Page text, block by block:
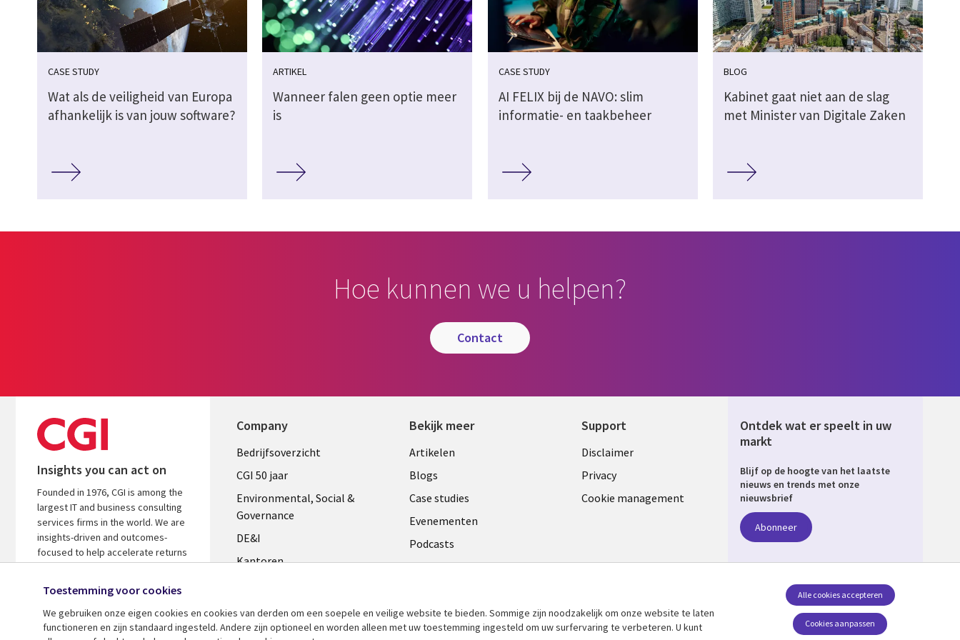
CASE STUDY
Wat als de veiligheid van Europa
afhankelijk is van jouw software?
ARTIKEL
Wanneer falen geen optie meer
is
CASE STUDY
AI FELIX bij de NAVO: slim
informatie- en taakbeheer
BLOG
Kabinet gaat niet aan de slag
met Minister van Digitale Zaken
Hoe kunnen we u helpen?
contact
Insights you can act on
Founded in 1976, CGI is among the
largest IT and business consulting
services firms in the world. We are
insights-driven and outcomes-
focused to help accelerate returns
Company
Useful
links
NETHERLANDS
Bedrijfsoverzicht
CGI 50 jaar
Environmental, Social &
Governance
DE&I
Kantoren
Media center
Alliances
Bekijk meer
Library
Links
NETHERLANDS
Artikelen
Blogs
Case studies
Evenementen
Podcasts
Viewpoints
Support
Legal
NETHERLANDS
Disclaimer
Privacy
Cookie management
Ontdek wat er speelt in uw
markt
Blijf op de hoogte van het laatste
nieuws en trends met onze
nieuwsbrief
Abonneer
Toestemming voor cookies
We gebruiken onze eigen cookies en cookies van derden om een ​​soepele en veilige website te bieden. Sommige zijn noodzakelijk om onze website te laten
functioneren en zijn standaard ingesteld. Andere zijn optioneel en worden alleen met uw toestemming ingesteld om uw surfervaring te verbeteren. U kunt
Cookies aanpassen
Alle cookies accepteren